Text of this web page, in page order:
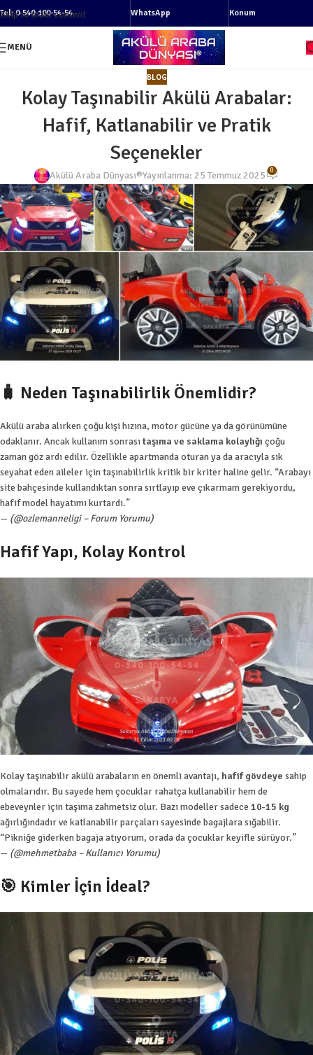
Skip to main content
Tel: 0-540-100-54-54 WhatsApp Konum
MENÜ
BLOG
Kolay Taşınabilir Akülü Arabalar:
Hafif, Katlanabilir ve Pratik
Seçenekler
Akülü Araba Dünyası®Yayınlanma: 25 Temmuz 2025 0
🧳 Neden Taşınabilirlik Önemlidir?
Akülü araba alırken çoğu kişi hızına, motor gücüne ya da görünümüne
odaklanır. Ancak kullanım sonrasıtaşıma ve saklama kolaylığı çoğu
zaman göz ardı edilir. Özellikle apartmanda oturan ya da aracıyla sık
seyahat eden aileler için taşınabilirlik kritik bir kriter haline gelir. “Arabayı
site bahçesinde kullandıktan sonra sırtlayıp eve çıkarmam gerekiyordu,
hafif model hayatımı kurtardı.”
— (@ozlemanneligi – Forum Yorumu)
Hafif Yapı, Kolay Kontrol
Kolay taşınabilir akülü arabaların en önemli avantajı, hafif gövdeye sahip
olmalarıdır. Bu sayede hem çocuklar rahatça kullanabilir hem de
ebeveynler için taşıma zahmetsiz olur. Bazı modeller sadece 10-15 kg
ağırlığındadır ve katlanabilir parçaları sayesinde bagajlara sığabilir.
“Pikniğe giderken bagaja atıyorum, orada da çocuklar keyifle sürüyor.”
— (@mehmetbaba – Kullanıcı Yorumu)
🎯 Kimler İçin İdeal?